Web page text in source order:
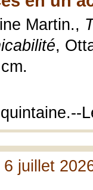
Martin.,
,
juillet